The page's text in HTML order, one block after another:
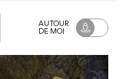
AUTOUR
DE MOI